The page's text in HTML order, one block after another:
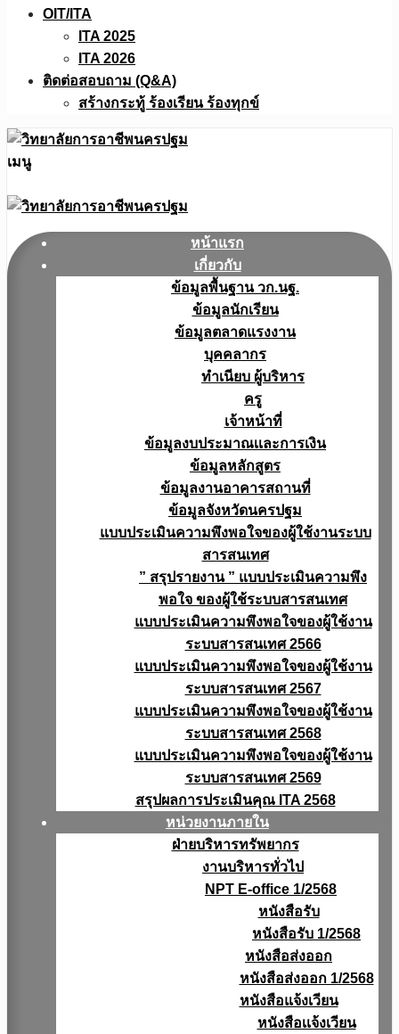
OIT/ITA
ITA 2025
ITA 2026
ติดต่อสอบถาม (Q&A)
สร้างกระทู้ ร้องเรียน ร้องทุกข์
เมนู
หน้าแรก
เกี่ยวกับ
ข้อมูลพื้นฐาน วก.นฐ.
ข้อมูลนักเรียน
ข้อมูลตลาดแรงงาน
บุคคลากร
ทำเนียบ ผู้บริหาร
ครู
เจ้าหน้าที่
ข้อมูลงบประมาณเเละการเงิน
ข้อมูลหลักสูตร
ข้อมูลงานอาคารสถานที่
ข้อมูลจังหวัดนครปฐม
แบบประเมินความพึงพอใจของผู้ใช้งานระบบ
สารสนเทศ
” สรุปรายงาน ” แบบประเมินความพึง
พอใจ ของผู้ใช้ระบบสารสนเทศ
แบบประเมินความพึงพอใจของผู้ใช้งาน
ระบบสารสนเทศ 2566
แบบประเมินความพึงพอใจของผู้ใช้งาน
ระบบสารสนเทศ 2567
แบบประเมินความพึงพอใจของผู้ใช้งาน
ระบบสารสนเทศ 2568
แบบประเมินความพึงพอใจของผู้ใช้งาน
ระบบสารสนเทศ 2569
สรุปผลการประเมินคุณ ITA 2568
หน่วยงานภายใน
ฝ่ายบริหารทรัพยากร
งานบริหารทั่วไป
NPT E-office 1/2568
หนังสือรับ
หนังสือรับ 1/2568
หนังสือส่งออก
หนังสือส่งออก 1/2568
หนังสือแจ้งเวียน
หนังสือเเจ้งเวียน